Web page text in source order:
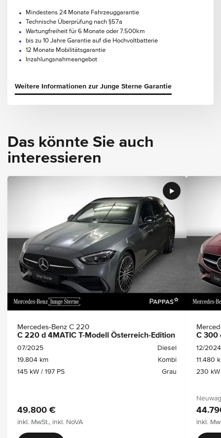
Mindestens 24 Monate Fahrzeuggarantie
Technische Überprüfung nach §57a
Wartungfreiheit für 6 Monate oder 7.500km
bis zu 10 Jahre Garantie auf die Hochvoltbatterie
12 Monate Mobilitätsgarantie
Inzahlungsnahmeangebot
Weitere Informationen zur Junge Sterne Garantie
Das könnte Sie auch
interessieren
Mercedes-Benz C 220
C 220 d 4MATIC T-Modell Österreich-Edition
07/2025
Diesel
19.804 km
Kombi
145 kW / 197 PS
Grau
49.800 €
inkl. MwSt., inkl. NoVA
C 300
12/2024
11.480
230 kW
inkl.